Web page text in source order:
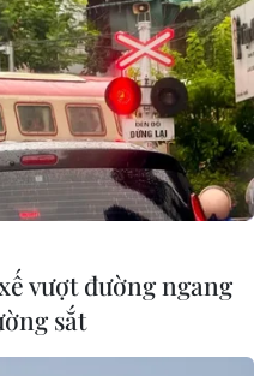
nhưng họ đã
bóng vào lưới Alisson
dừng bước tại
vượt đường ngang
sắt